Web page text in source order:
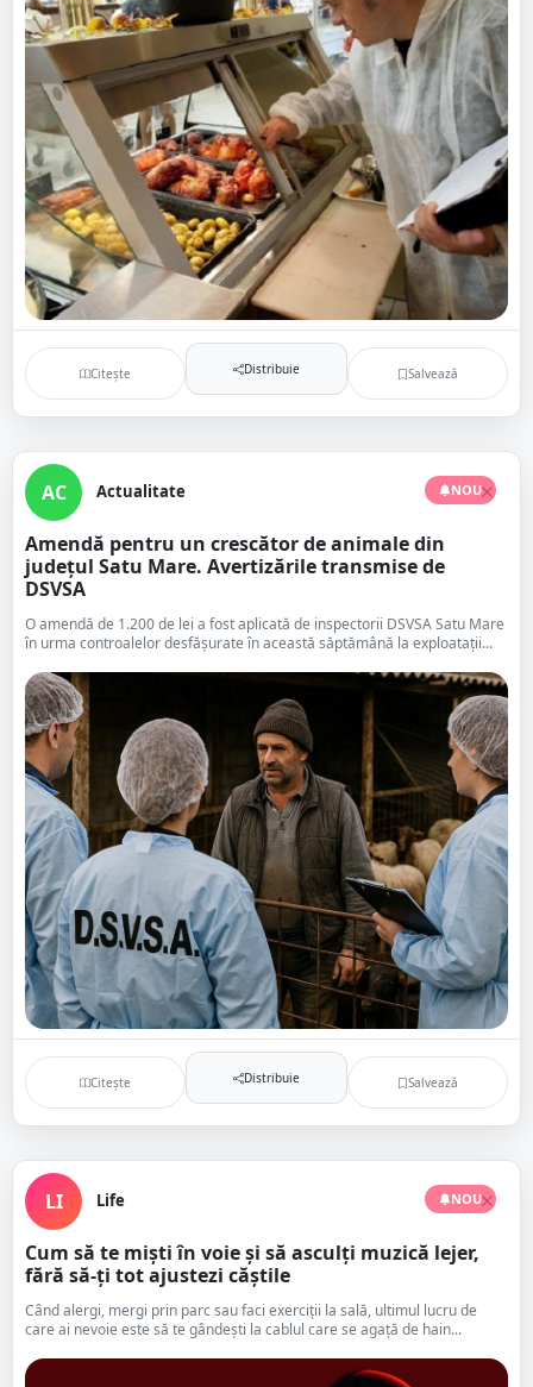
Citește Distribuie Salvează
NOU
AC Actualitate
Amendă pentru un crescător de animale din
județul Satu Mare. Avertizările transmise de
DSVSA
O amendă de 1.200 de lei a fost aplicată de inspectorii DSVSA Satu Mare
în urma controalelor desfășurate în această săptămână la exploatații...
Citește Distribuie Salvează
NOU
LI Life
Cum să te miști în voie și să asculți muzică lejer,
fără să-ți tot ajustezi căștile
Când alergi, mergi prin parc sau faci exerciții la sală, ultimul lucru de
care ai nevoie este să te gândești la cablul care se agață de hain...